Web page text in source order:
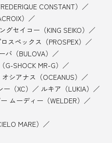
CONSTANT）
）
グセイコー（KING SEIKO）
スペックス（PROSPEX）
バ（BULOVA）
G-SHOCK MR-G）
オシアナス（OCEANUS）
ー（XC）
ルキア（LUKIA）
MARE）